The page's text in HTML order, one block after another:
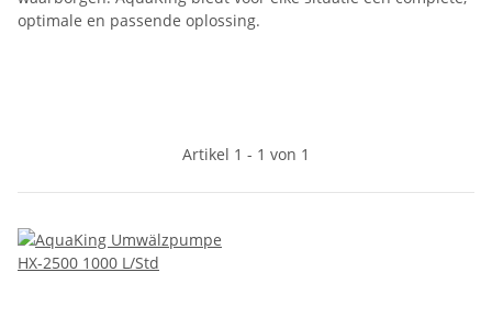
optimale en passende oplossing.
Artikel 1 - 1 von 1